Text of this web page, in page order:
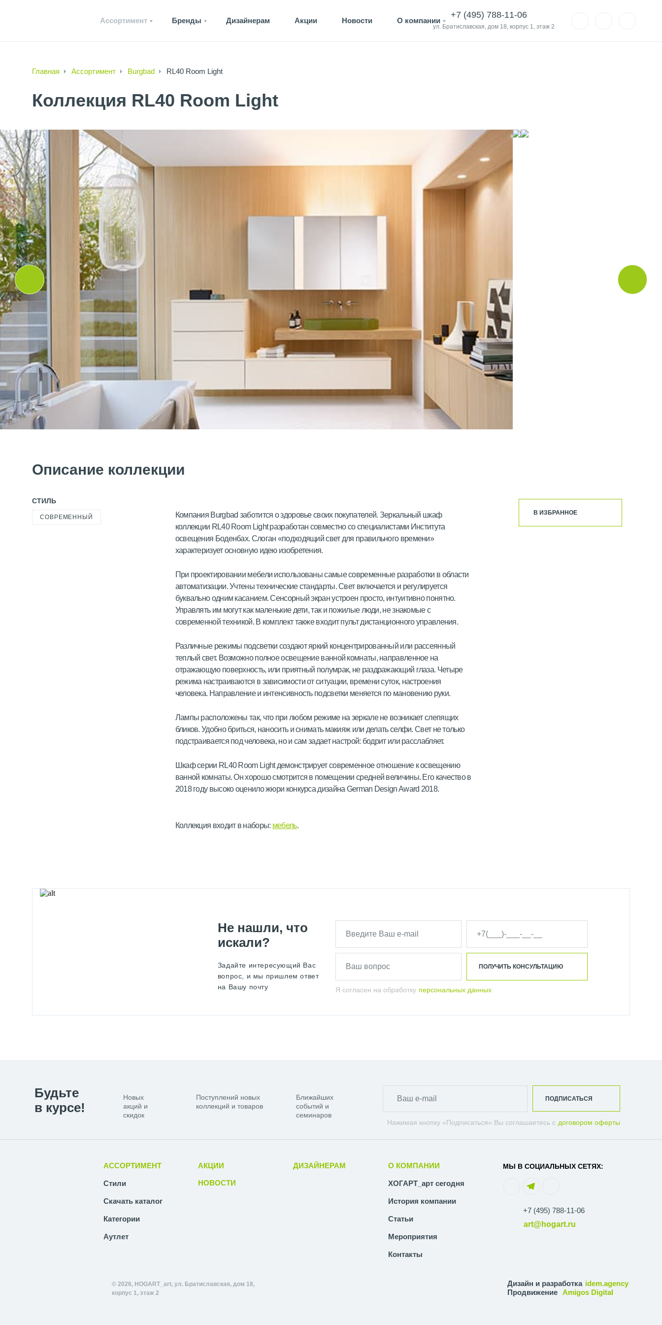
Ассортимент Бренды Дизайнерам Акции Новости О компании
+7 (495) 788-11-06
ул. Братиславская, дом 18, корпус 1, этаж 2
Главная Ассортимент Burgbad RL40 Room Light
Коллекция RL40 Room Light
Описание коллекции
СТИЛЬ
СОВРЕМЕННЫЙ
Компания Burgbad заботится о здоровье своих покупателей. Зеркальный шкаф
коллекции RL40 Room Light разработан совместно со специалистами Института
освещения Боденбах. Слоган «подходящий свет для правильного времени»
характеризует основную идею изобретения.
При проектировании мебели использованы самые современные разработки в области
автоматизации. Учтены технические стандарты. Свет включается и регулируется
буквально одним касанием. Сенсорный экран устроен просто, интуитивно понятно.
Управлять им могут как маленькие дети, так и пожилые люди, не знакомые с
современной техникой. В комплект также входит пульт дистанционного управления.
Различные режимы подсветки создают яркий концентрированный или рассеянный
теплый свет. Возможно полное освещение ванной комнаты, направленное на
отражающую поверхность, или приятный полумрак, не раздражающий глаза. Четыре
режима настраиваются в зависимости от ситуации, времени суток, настроения
человека. Направление и интенсивность подсветки меняется по мановению руки.
Лампы расположены так, что при любом режиме на зеркале не возникает слепящих
бликов. Удобно бриться, наносить и снимать макияж или делать селфи. Свет не только
подстраивается под человека, но и сам задает настрой: бодрит или расслабляет.
Шкаф серии RL40 Room Light демонстрирует современное отношение к освещению
ванной комнаты. Он хорошо смотрится в помещении средней величины. Его качество в
2018 году высоко оценило жюри конкурса дизайна German Design Award 2018.
Коллекция входит в наборы: мебель.
В ИЗБРАННОЕ
Не нашли, что
искали?
Задайте интересующий Вас
вопрос, и мы пришлем ответ
на Вашу почту
Я согласен на обработку персональных данных
ПОЛУЧИТЬ КОНСУЛЬТАЦИЮ
Будьте
в курсе!
Новых
акций и
скидок
Поступлений новых
коллекций и товаров
Ближайших
событий и
семинаров
Нажимая кнопку «Подписаться» Вы соглашаетесь с договором оферты
ПОДПИСАТЬСЯ
АССОРТИМЕНТ
Стили
Скачать каталог
Категории
Аутлет
АКЦИИ
НОВОСТИ
ДИЗАЙНЕРАМ О КОМПАНИИ
ХОГАРТ_арт сегодня
История компании
Статьи
Мероприятия
Контакты
МЫ В СОЦИАЛЬНЫХ СЕТЯХ:
+7 (495) 788-11-06
art@hogart.ru
© 2026, HOGART_art, ул. Братиславская, дом 18,
корпус 1, этаж 2
Дизайн и разработка idem.agency
Продвижение Amigos Digital